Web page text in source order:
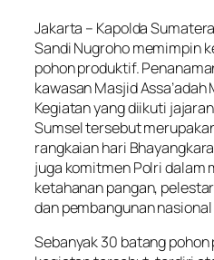
Jakarta – Kapolda
Sandi Nugroho memimpin
pohon produktif.
kawasan Masjid Assa’adah
Kegiatan yang diikuti
Sumsel tersebut
rangkaian hari
juga komitmen Polri dalam
ketahanan pangan,
dan pembangunan
Sebanyak 30 batang